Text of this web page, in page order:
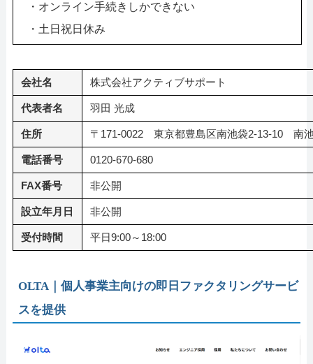
・オンライン手続きしかできない
・土日祝日休み
会社名 株式会社アクティブサポート
代表者名 羽田 光成
住所 〒171-0022 東京都豊島区南池袋2-13-10 南
電話番号 0120-670-680
FAX番号 非公開
設立年月日 非公開
受付時間 平日9:00～18:00
OLTA｜個人事業主向けの即日ファクタリングサービ
スを提供